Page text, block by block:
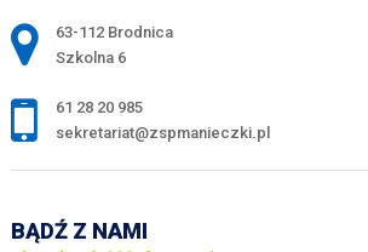
Adres pocztowy:
63-112 Brodnica
Szkolna 6
61 28 20 985
sekretariat@zspmanieczki.pl
BĄDŹ Z NAMI